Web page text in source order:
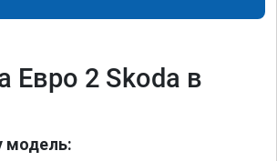
Евро 2 Skoda в
модель: